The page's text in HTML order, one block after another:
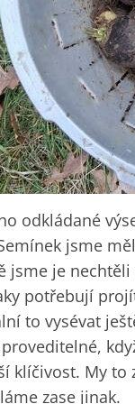
odkládané
jsme
jsme je
potřebují
to vysévat
klíčivost. My to
zase jinak.